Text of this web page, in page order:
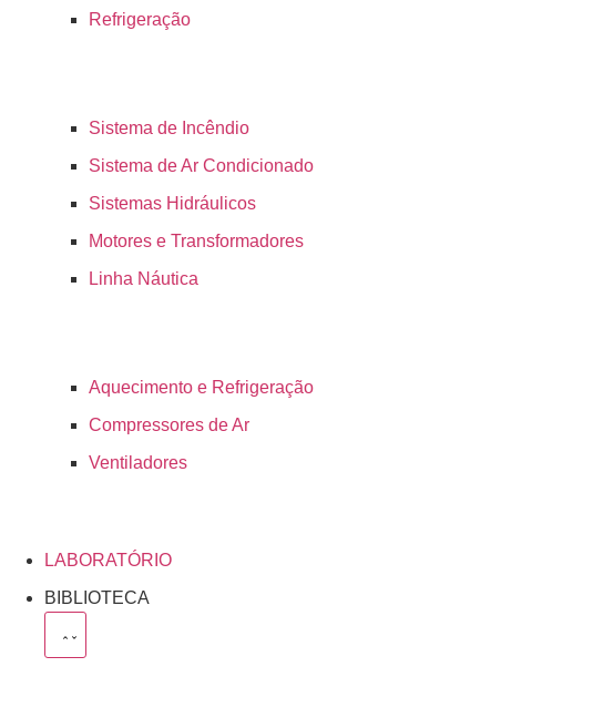
Refrigeração
Sistema de Incêndio
Sistema de Ar Condicionado
Sistemas Hidráulicos
Motores e Transformadores
Linha Náutica
Aquecimento e Refrigeração
Compressores de Ar
Ventiladores
LABORATÓRIO
BIBLIOTECA